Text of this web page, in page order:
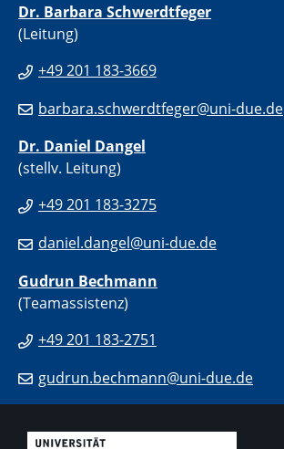
Dr. Barbara Schwerdtfeger
(Leitung)
+49 201 183-3669
barbara.schwerdtfeger@uni-due.de
Dr. Daniel Dangel
(stellv. Leitung)
+49 201 183-3275
daniel.dangel@uni-due.de
Gudrun Bechmann
(Teamassistenz)
+49 201 183-2751
gudrun.bechmann@uni-due.de